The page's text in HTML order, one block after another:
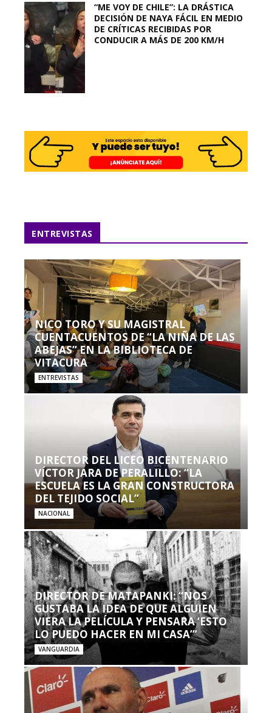
“ME VOY DE CHILE”: LA DRÁSTICA
DECISIÓN DE NAYA FÁCIL EN MEDIO
DE CRÍTICAS RECIBIDAS POR
CONDUCIR A MÁS DE 200 KM/H
ENTREVISTAS
NICO TORO Y SU MAGISTRAL
CUENTACUENTOS DE “LA NIÑA DE LAS
ABEJAS” EN LA BIBLIOTECA DE
VITACURA
ENTREVISTAS
DIRECTOR DEL LICEO BICENTENARIO
VÍCTOR JARA DE PERALILLO: “LA
ESCUELA ES LA GRAN CONSTRUCTORA
DEL TEJIDO SOCIAL”
NACIONAL
DIRECTOR DE MATAPANKI: “NOS
GUSTABA LA IDEA DE QUE ALGUIEN
VIERA LA PELÍCULA Y PENSARA ‘ESTO
LO PUEDO HACER EN MI CASA’”
VANGUARDIA